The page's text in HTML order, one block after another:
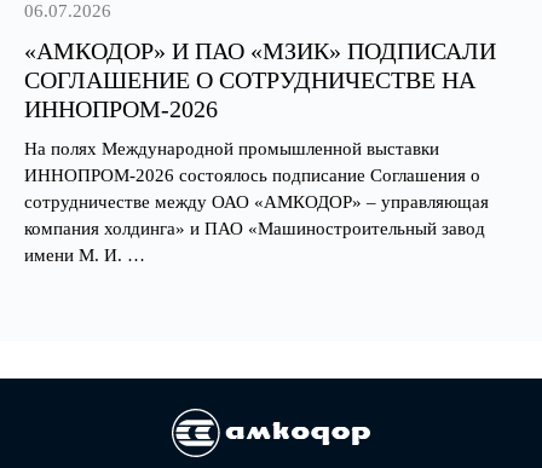
06.07.2026
«АМКОДОР» И ПАО «МЗИК» ПОДПИСАЛИ
СОГЛАШЕНИЕ О СОТРУДНИЧЕСТВЕ НА
ИННОПРОМ-2026
На полях Международной промышленной выставки
ИННОПРОМ-2026 состоялось подписание Соглашения о
сотрудничестве между ОАО «АМКОДОР» – управляющая
компания холдинга» и ПАО «Машиностроительный завод
имени М. И. …